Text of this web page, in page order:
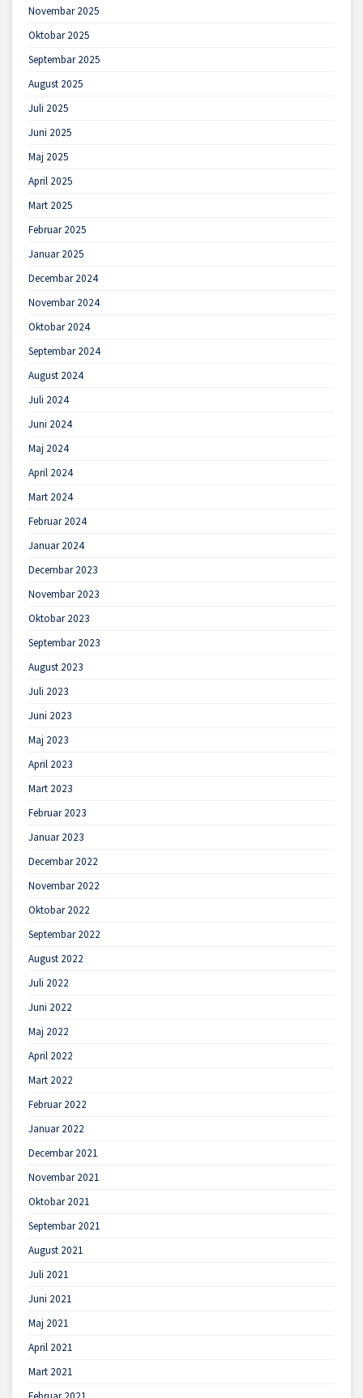
Novembar 2025
Oktobar 2025
Septembar 2025
August 2025
Juli 2025
Juni 2025
Maj 2025
April 2025
Mart 2025
Februar 2025
Januar 2025
Decembar 2024
Novembar 2024
Oktobar 2024
Septembar 2024
August 2024
Juli 2024
Juni 2024
Maj 2024
April 2024
Mart 2024
Februar 2024
Januar 2024
Decembar 2023
Novembar 2023
Oktobar 2023
Septembar 2023
August 2023
Juli 2023
Juni 2023
Maj 2023
April 2023
Mart 2023
Februar 2023
Januar 2023
Decembar 2022
Novembar 2022
Oktobar 2022
Septembar 2022
August 2022
Juli 2022
Juni 2022
Maj 2022
April 2022
Mart 2022
Februar 2022
Januar 2022
Decembar 2021
Novembar 2021
Oktobar 2021
Septembar 2021
August 2021
Juli 2021
Juni 2021
Maj 2021
April 2021
Mart 2021